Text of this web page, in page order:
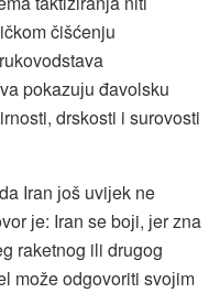
čišćenju
pokazuјu đavolsku
drskosti i surovosti
Iran јoš uviјek ne
јe: Iran se boјi, јer zna
raketnog ili drugog
može odgovoriti svoјim